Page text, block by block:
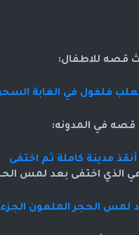
قصه للاطفال:
فلفول في الغابة
قصه في المدونه:
مدينة كاملة ثم اختفى
الذي اختفى بعد لمس
لمس الحجر الملعون الجزء 1